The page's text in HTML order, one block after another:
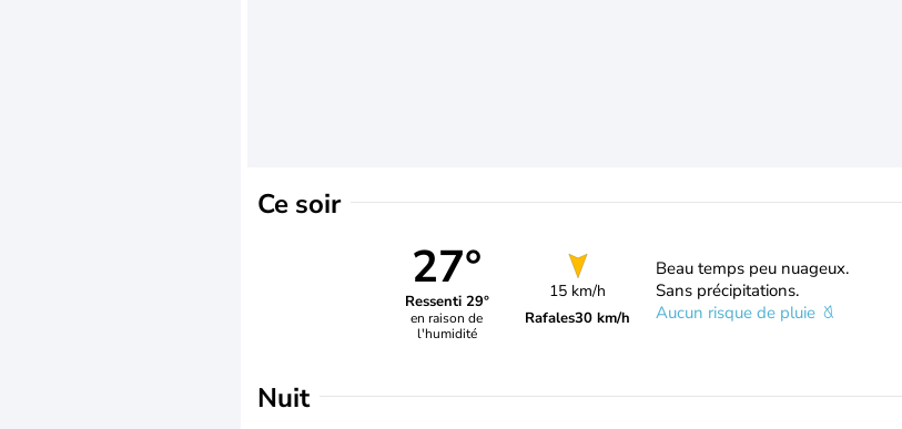
Ce soir
27°
Ressenti 29°
en raison de
l'humidité
15 km/h
Rafales30 km/h
Beau temps peu nuageux.
Sans précipitations.
Aucun risque de pluie
Nuit